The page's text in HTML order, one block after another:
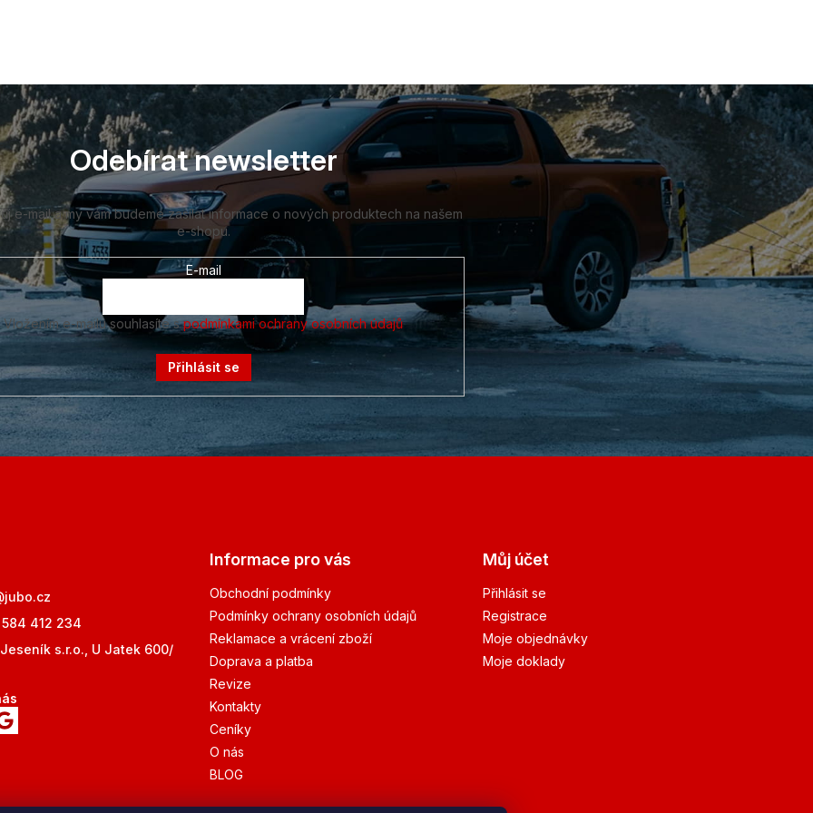
Odebírat newsletter
e-mail a my vám budeme zasílat informace o nových produktech na našem
e-shopu.
E-mail
Vložením e-mailu souhlasíte spodmínkami ochrany osobních údajů
Přihlásit se
jubo.cz
412 234
s.r.o., U Jatek 600/
Informace pro vás
Obchodní podmínky
Podmínky ochrany osobních údajů
Reklamace a vrácení zboží
Doprava a platba
Revize
Kontakty
Ceníky
O nás
BLOG
Můj účet
Přihlásit se
Registrace
Moje objednávky
Moje doklady